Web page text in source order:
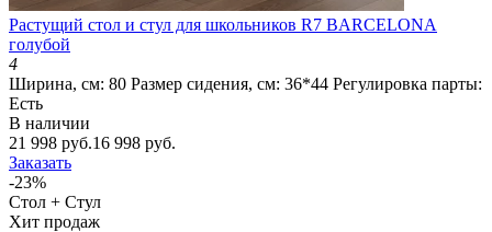
Растущий стол и стул для школьников R7 BARCELONA
голубой
4
Ширина, см: 80 Размер сидения, см: 36*44 Регулировка парты:
Есть
В наличии
21 998 руб.16 998 руб.
Заказать
-23%
Стол + Стул
Хит продаж